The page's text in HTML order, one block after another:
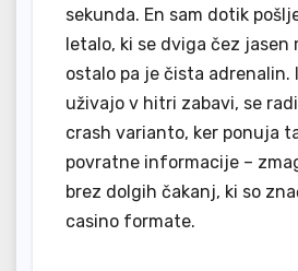
sekunda. En sam dotik
letalo, ki se dviga čez jasen
ostalo pa je čista adrenalin.
uživajo v hitri zabavi, se
crash varianto, ker ponuja
povratne informacije –
brez dolgih čakanj, ki so
casino formate.